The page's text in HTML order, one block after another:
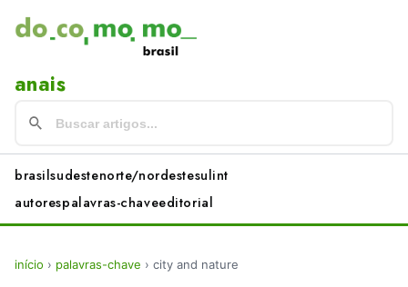
anais
brasilsudestenorte/nordestesulint
autorespalavras-chaveeditorial
início › palavras-chave › city and nature